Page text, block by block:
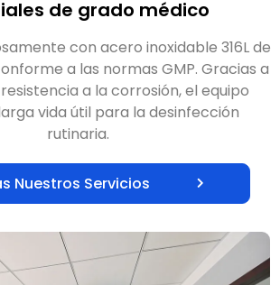
de grado médico
con acero inoxidable 316L de
a las normas GMP. Gracias a
a la corrosión, el equipo
vida útil para la desinfección